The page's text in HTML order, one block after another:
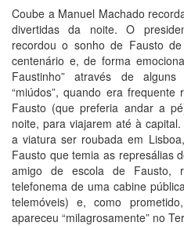
Coube a Manuel Machado
divertidas da noite. O
recordou o sonho de Fausto
centenário e, de forma
Faustinho” através de
“miúdos”, quando era
Fausto (que preferia andar a
noite, para viajarem até à
a viatura ser roubada em
Fausto que temia as represálias
amigo de escola de Fausto,
telefonema de uma cabine
telemóveis) e, como
apareceu “milagrosamente” no